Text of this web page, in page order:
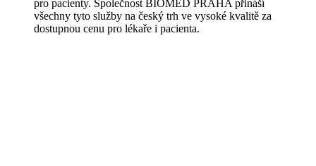
pro pacienty. Společnost BIOMED PRAHA přináší
všechny tyto služby na český trh ve vysoké kvalitě za
dostupnou cenu pro lékaře i pacienta.